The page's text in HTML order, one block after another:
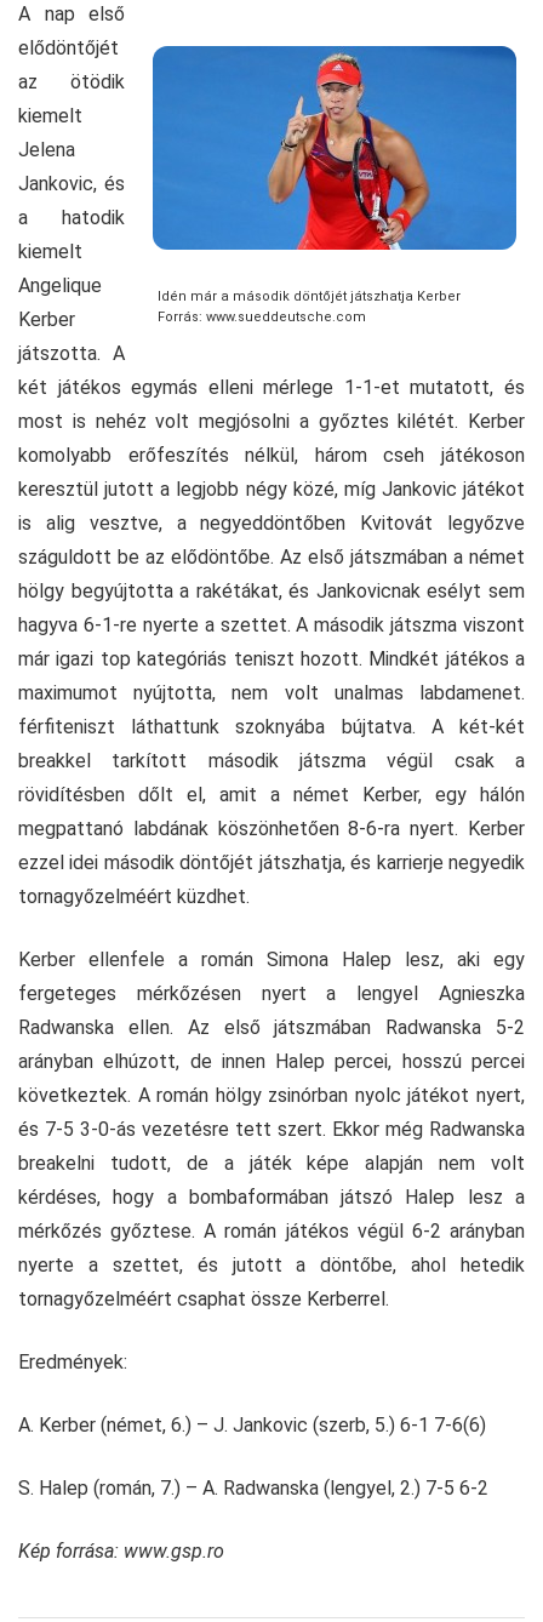
Idén már a második döntőjét játszhatja Kerber
Forrás: www.sueddeutsche.com
A nap első
elődöntőjét
az ötödik
kiemelt
Jelena
Jankovic, és
a hatodik
kiemelt
Angelique
Kerber
játszotta. A
két játékos egymás elleni mérlege 1-1-et mutatott, és
most is nehéz volt megjósolni a győztes kilétét. Kerber
komolyabb erőfeszítés nélkül, három cseh játékoson
keresztül jutott a legjobb négy közé, míg Jankovic játékot
is alig vesztve, a negyeddöntőben Kvitovát legyőzve
száguldott be az elődöntőbe. Az első játszmában a német
hölgy begyújtotta a rakétákat, és Jankovicnak esélyt sem
hagyva 6-1-re nyerte a szettet. A második játszma viszont
már igazi top kategóriás teniszt hozott. Mindkét játékos a
maximumot nyújtotta, nem volt unalmas labdamenet.
férfiteniszt láthattunk szoknyába bújtatva. A két-két
breakkel tarkított második játszma végül csak a
rövidítésben dőlt el, amit a német Kerber, egy hálón
megpattanó labdának köszönhetően 8-6-ra nyert. Kerber
ezzel idei második döntőjét játszhatja, és karrierje negyedik
tornagyőzelméért küzdhet.
Kerber ellenfele a román Simona Halep lesz, aki egy
fergeteges mérkőzésen nyert a lengyel Agnieszka
Radwanska ellen. Az első játszmában Radwanska 5-2
arányban elhúzott, de innen Halep percei, hosszú percei
következtek. A román hölgy zsinórban nyolc játékot nyert,
és 7-5 3-0-ás vezetésre tett szert. Ekkor még Radwanska
breakelni tudott, de a játék képe alapján nem volt
kérdéses, hogy a bombaformában játszó Halep lesz a
mérkőzés győztese. A román játékos végül 6-2 arányban
nyerte a szettet, és jutott a döntőbe, ahol hetedik
tornagyőzelméért csaphat össze Kerberrel.
Eredmények:
A. Kerber (német, 6.) – J. Jankovic (szerb, 5.) 6-1 7-6(6)
S. Halep (román, 7.) – A. Radwanska (lengyel, 2.) 7-5 6-2
Kép forrása: www.gsp.ro